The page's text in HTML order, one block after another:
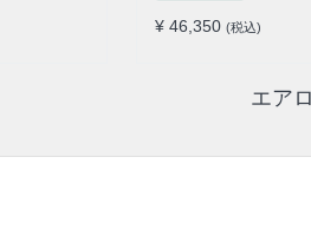
¥ 46,350 (税込)
エア